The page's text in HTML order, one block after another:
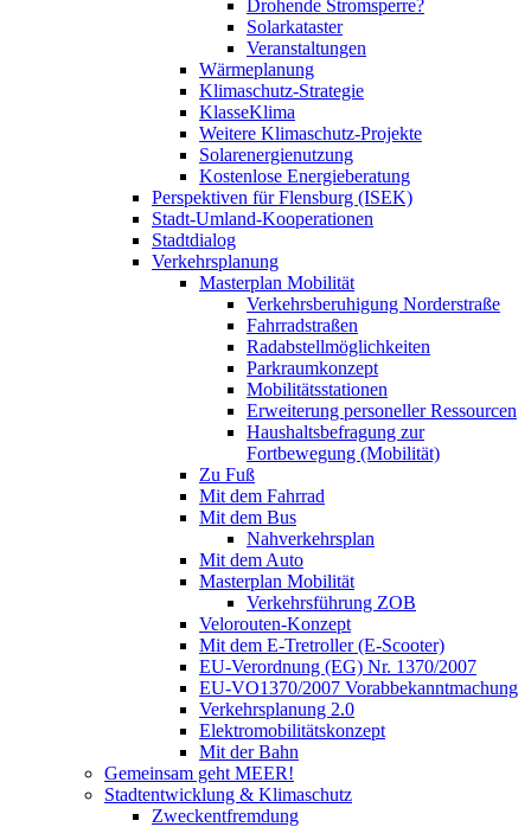
Drohende Stromsperre?
Solarkataster
Veranstaltungen
Wärmeplanung
Klimaschutz-Strategie
KlasseKlima
Weitere Klimaschutz-Projekte
Solarenergienutzung
Kostenlose Energieberatung
Perspektiven für Flensburg (ISEK)
Stadt-Umland-Kooperationen
Stadtdialog
Verkehrsplanung
Masterplan Mobilität
Verkehrsberuhigung Norderstraße
Fahrradstraßen
Radabstellmöglichkeiten
Parkraumkonzept
Mobilitätsstationen
Erweiterung personeller Ressourcen
Haushaltsbefragung zur
Fortbewegung (Mobilität)
Zu Fuß
Mit dem Fahrrad
Mit dem Bus
Nahverkehrsplan
Mit dem Auto
Masterplan Mobilität
Verkehrsführung ZOB
Velorouten-Konzept
Mit dem E-Tretroller (E-Scooter)
EU-Verordnung (EG) Nr. 1370/2007
EU-VO1370/2007 Vorabbekanntmachung
Verkehrsplanung 2.0
Elektromobilitätskonzept
Mit der Bahn
Gemeinsam geht MEER!
Stadtentwicklung & Klimaschutz
Zweckentfremdung